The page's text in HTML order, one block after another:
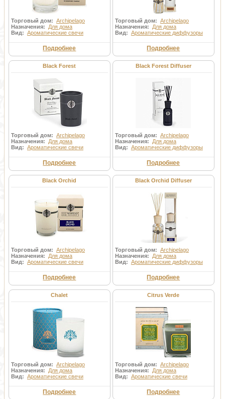
Торговый дом: Archipelago
Назначения: Для дома
Вид: Ароматические свечи
Подробнее
Торговый дом: Archipelago
Назначения: Для дома
Вид: Ароматические диффузоры
Подробнее
Black Forest
Торговый дом: Archipelago
Назначения: Для дома
Вид: Ароматические свечи
Подробнее
Black Forest Diffuser
Торговый дом: Archipelago
Назначения: Для дома
Вид: Ароматические диффузоры
Подробнее
Black Orchid
Торговый дом: Archipelago
Назначения: Для дома
Вид: Ароматические свечи
Подробнее
Black Orchid Diffuser
Торговый дом: Archipelago
Назначения: Для дома
Вид: Ароматические диффузоры
Подробнее
Chalet
Торговый дом: Archipelago
Назначения: Для дома
Вид: Ароматические свечи
Подробнее
Citrus Verde
Торговый дом: Archipelago
Назначения: Для дома
Вид: Ароматические свечи
Подробнее